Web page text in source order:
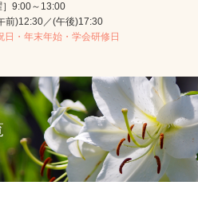
］9:00～13:00
前)12:30／(午後)17:30
日・年末年始・学会研修日